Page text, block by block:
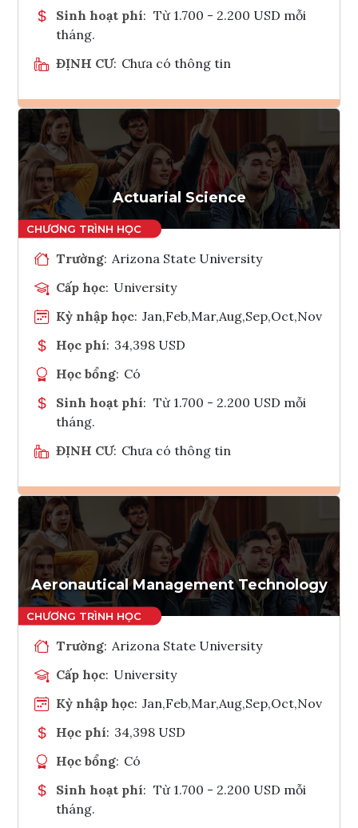
Sinh hoạt phí: Từ 1.700 - 2.200 USD mỗi
tháng.
ĐỊNH CƯ: Chưa có thông tin
Ghi danh
Tham vấn Interlink
Actuarial Science
Trường: Arizona State University
Cấp học: University
Kỳ nhập học: Jan,Feb,Mar,Aug,Sep,Oct,Nov
Học phí: 34,398 USD
Học bổng: Có
Sinh hoạt phí: Từ 1.700 - 2.200 USD mỗi
tháng.
ĐỊNH CƯ: Chưa có thông tin
Ghi danh
Tham vấn Interlink
Aeronautical Management Technology
Trường: Arizona State University
Cấp học: University
Kỳ nhập học: Jan,Feb,Mar,Aug,Sep,Oct,Nov
Học phí: 34,398 USD
Học bổng: Có
Sinh hoạt phí: Từ 1.700 - 2.200 USD mỗi
tháng.